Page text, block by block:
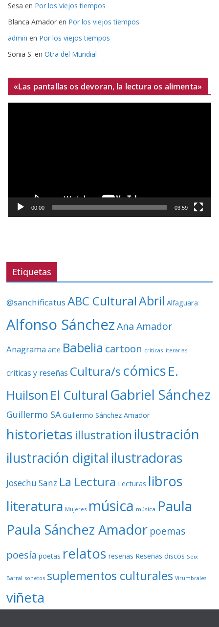
Sesa en Por los viejos tiempos
Blanca Amador en Por los viejos tiempos
admin en Por los viejos tiempos
Sonia S. en Otra del Mundial
«Las pantallas os devoran, la lectura os alimenta»
o
í
e
00:00 03:59
Etiquetas
@sanchificatus ABC CulturalAbril Alfaguara
Alfonso Sánchez Ana Amador
Anagrama arte Babelia cartoon críticas literarias
críticas y reseñas Cultura/s cómics E.
Huilson El Cultural Gabriel Sánchez
Guillermo SA Guillermo Sánchez Amador
historietas illustration ilustración
ilustración digital ilustradoras
Josechu Sanz La Lectura Lecturas libros
literatura Mujeres música música Paula
Paula Sánchez Amador poemas
poesía poetas relatos reseñas Reseñas discos Seix
Barral sonetos suplementos culturales Virumbrales
viñeta